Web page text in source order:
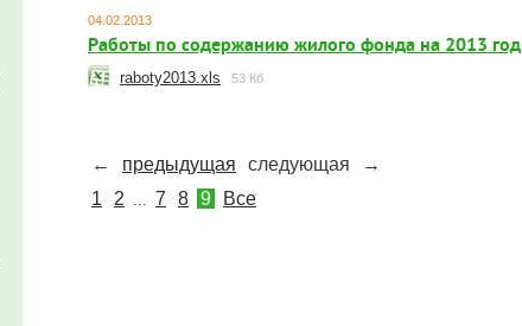
04.02.2013
Работы по содержанию жилого фонда на 2013 год
raboty2013.xls 53 Кб
← предыдущая следующая
→
1
2 ... 7 8 9 Все